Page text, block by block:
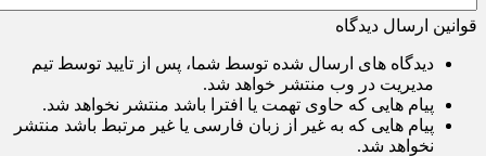
قوانین ارسال دیدگاه
دیدگاه های ارسال شده توسط شما، پس از تایید توسط تیم
مدیریت در وب منتشر خواهد شد.
پیام هایی که حاوی تهمت یا افترا باشد منتشر نخواهد شد.
پیام هایی که به غیر از زبان فارسی یا غیر مرتبط باشد منتشر
نخواهد شد.